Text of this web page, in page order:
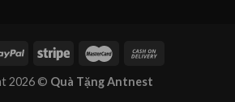
2026 © Quà Tặng Antnest